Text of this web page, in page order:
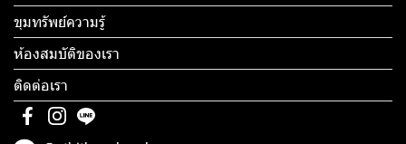
ขุมทรัพย์ความรู้
ห้องสมบัติของเรา
ติดต่อเรา